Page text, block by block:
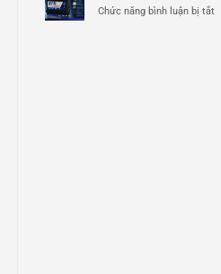
Tô
Và
Chức năng bình luận bị tắt